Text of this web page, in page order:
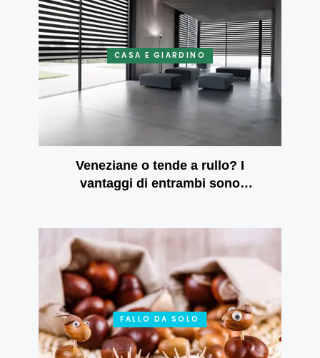
CASA E GIARDINO
Veneziane o tende a rullo? I
vantaggi di entrambi sono
FALLO DA SOLO